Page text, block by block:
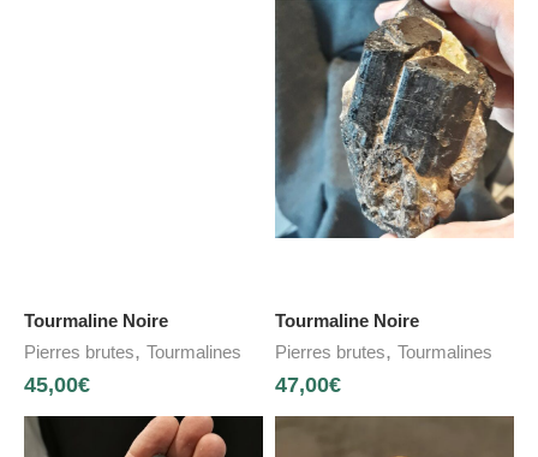
Tourmaline Noire
Pierres brutes, Tourmalines
45,00€
Tourmaline Noire
Pierres brutes, Tourmalines
47,00€